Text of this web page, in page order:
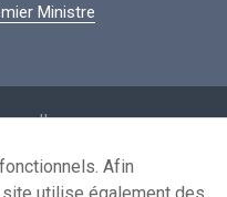
Ministre
Afin